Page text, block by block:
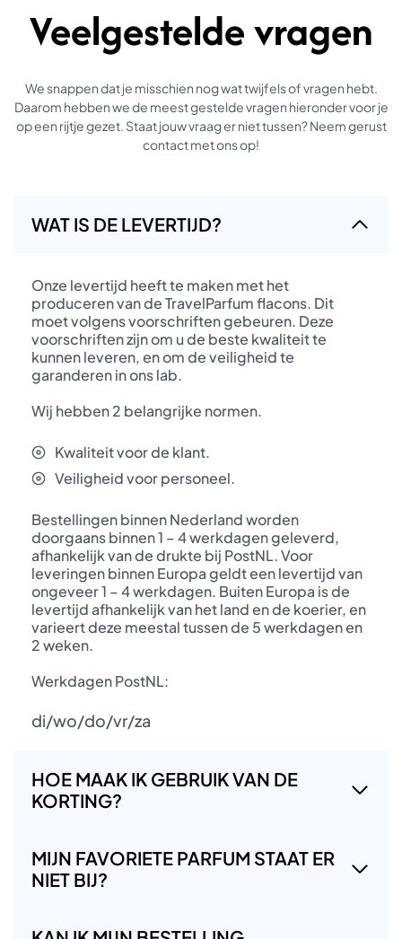
Veelgestelde vragen
We snappen dat je misschien nog wat twijfels of vragen hebt.
Daarom hebben we de meest gestelde vragen hieronder voor je
op een rijtje gezet. Staat jouw vraag er niet tussen? Neem gerust
contact met ons op!
WAT IS DE LEVERTIJD?
Onze levertijd heeft te maken met het
produceren van de TravelParfum flacons. Dit
moet volgens voorschriften gebeuren. Deze
voorschriften zijn om u de beste kwaliteit te
kunnen leveren, en om de veiligheid te
garanderen in ons lab.
Wij hebben 2 belangrijke normen.
Kwaliteit voor de klant.
Veiligheid voor personeel.
Bestellingen binnen Nederland worden
doorgaans binnen 1 – 4 werkdagen geleverd,
afhankelijk van de drukte bij PostNL. Voor
leveringen binnen Europa geldt een levertijd van
ongeveer 1 – 4 werkdagen. Buiten Europa is de
levertijd afhankelijk van het land en de koerier, en
varieert deze meestal tussen de 5 werkdagen en
2 weken.
Werkdagen PostNL:
di/wo/do/vr/za
HOE MAAK IK GEBRUIK VAN DE
KORTING?
MIJN FAVORIETE PARFUM STAAT ER
NIET BIJ?